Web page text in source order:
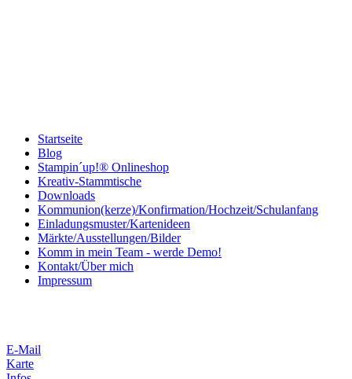
Startseite
Blog
Stampin´up!® Onlineshop
Kreativ-Stammtische
Downloads
Kommunion(kerze)/Konfirmation/Hochzeit/Schulanfang
Einladungsmuster/Kartenideen
Märkte/Ausstellungen/Bilder
Komm in mein Team - werde Demo!
Kontakt/Über mich
Impressum
E-Mail
Karte